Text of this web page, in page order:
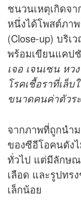
ชนวนเหตุเกิดจ
หนึ่งได้โพสต์ภา
(Close-up) บริ
พร้อมเขียนแคป
เจอ เจนเซน หว
โรคเชื้อราที่เล็
ขนาดคนค่าตัวร
จากภาพที่ถูกนำ
ของซีอีโอคนดัง
ทั่วไป แต่มีลักษณ
เลือด และรูปทร
เล็กน้อย